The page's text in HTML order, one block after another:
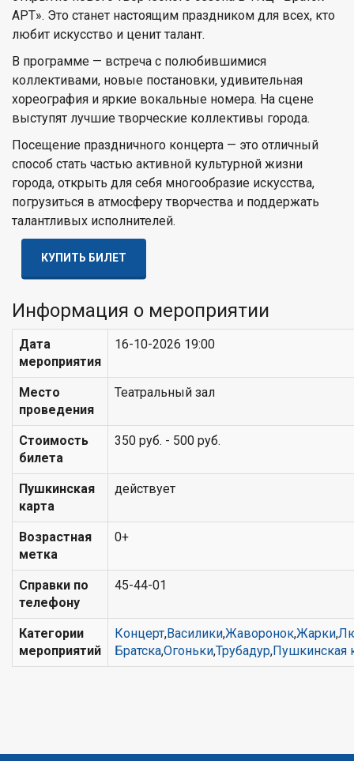
АРТ». Это станет настоящим праздником для всех, кто
любит искусство и ценит талант.
В программе — встреча с полюбившимися
коллективами, новые постановки, удивительная
хореография и яркие вокальные номера. На сцене
выступят лучшие творческие коллективы города.
Посещение праздничного концерта — это отличный
способ стать частью активной культурной жизни
города, открыть для себя многообразие искусства,
погрузиться в атмосферу творчества и поддержать
талантливых исполнителей.
КУПИТЬ БИЛЕТ
Информация о мероприятии
Дата
мероприятия
16-10-2026 19:00
Место
проведения
Театральный зал
Стоимость
билета
350 руб. - 500 руб.
Пушкинская
карта
действует
Возрастная
метка
0+
Справки по
телефону
45-44-01
Категории
мероприятий
Концерт,Василики,Жаворонок,Жарки,
Братска,Огоньки,Трубадур,Пушкинская